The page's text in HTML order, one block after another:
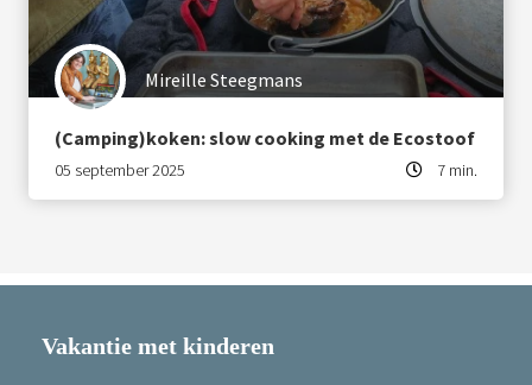
Mireille Steegmans
(Camping)koken: slow cooking met de Ecostoof
05 september 2025 7 min.
Vakantie met kinderen